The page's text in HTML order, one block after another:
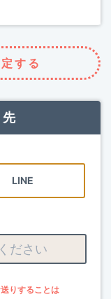
する
LINE